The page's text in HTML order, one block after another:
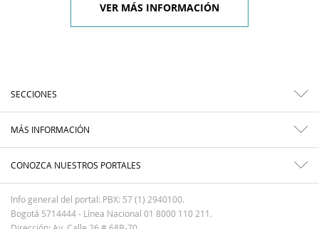
VER MÁS INFORMACIÓN
SECCIONES
MÁS INFORMACIÓN
CONOZCA NUESTROS PORTALES
Info general del portal: PBX: 57 (1) 2940100.
Bogotá 5714444 - Línea Nacional 01 8000 110 211.